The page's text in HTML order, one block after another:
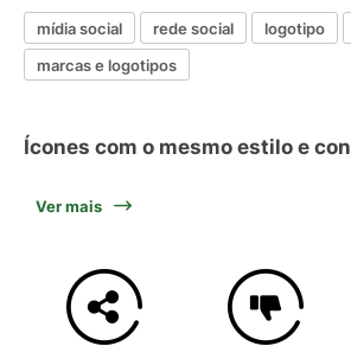
mídia social rede social logotipo
marcas e logotipos
Ícones com o mesmo estilo e
Ver mais